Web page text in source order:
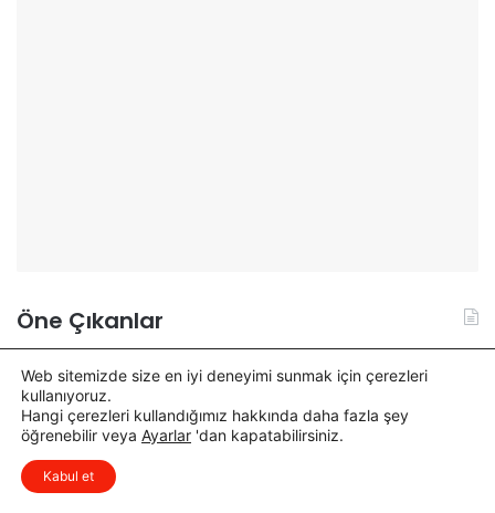
Öne Çıkanlar
O
s
m
n
Web sitemizde size en iyi deneyimi sunmak için çerezleri
kullanıyoruz.
Hangi çerezleri kullandığımız hakkında daha fazla şey
öğrenebilir veya Ayarlar 'dan kapatabilirsiniz.
Kabul et
Düşüncelerinizi çok isterim, lütfen